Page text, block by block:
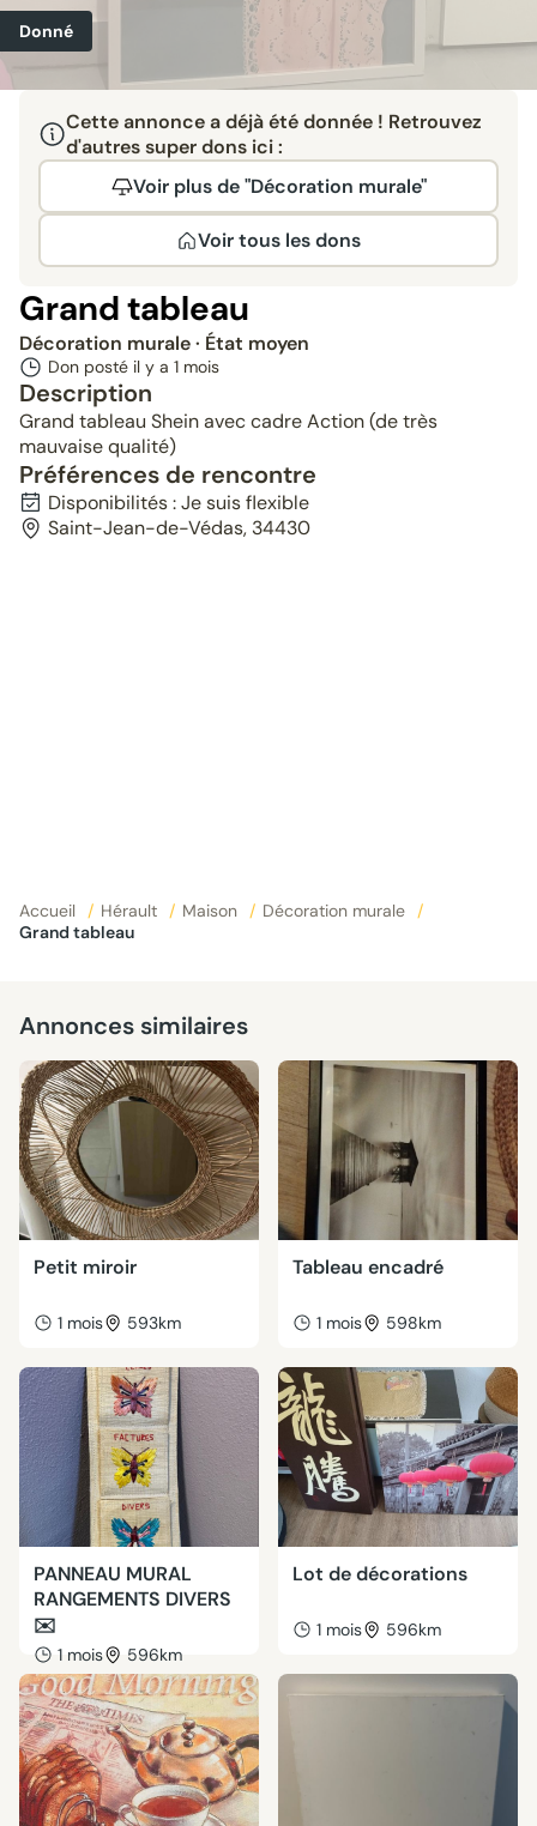
Donné
Cette annonce a déjà été donnée ! Retrouvez
d'autres super dons ici :
Voir plus de "Décoration murale"
Voir tous les dons
Grand tableau
Décoration murale· État moyen
Don posté il y a 1 mois
Description
Grand tableau Shein avec cadre Action (de très
mauvaise qualité)
Préférences de rencontre
Disponibilités : Je suis flexible
Saint-Jean-de-Védas, 34430
Accueil / Hérault / Maison / Décoration murale
/
Grand tableau
Annonces similaires
Petit miroir
1 mois 593km
Tableau encadré
1 mois 598km
PANNEAU MURAL
RANGEMENTS DIVERS
✉️
1 mois 596km
Lot de décorations
1 mois 596km